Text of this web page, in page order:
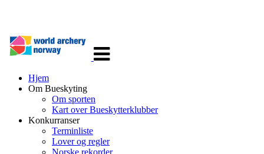
navigasjon
Hjem
Om Bueskyting
Om sporten
Kart over Bueskytterklubber
Konkurranser
Terminliste
Lover og regler
Norske rekorder